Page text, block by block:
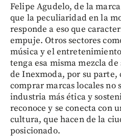
Felipe Agudelo, de la
que la peculiaridad en la
responde a eso que
empuje. Otros sectores
música y el
tenga esa misma mezcla de
de Inexmoda, por su parte,
comprar marcas locales no
industria más ética y
reconoce y se conecta con
cultura, que hacen de la
posicionado.